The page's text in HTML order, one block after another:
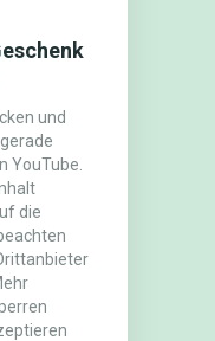
und
YouTube.
die